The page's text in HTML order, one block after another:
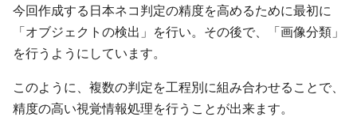
今回作成する日本ネコ判定の精度を高めるために最初に
「オブジェクトの検出」を行い。その後で、「画像分類」
を行うようにしています。
このように、複数の判定を工程別に組み合わせることで、
精度の高い視覚情報処理を行うことが出来ます。